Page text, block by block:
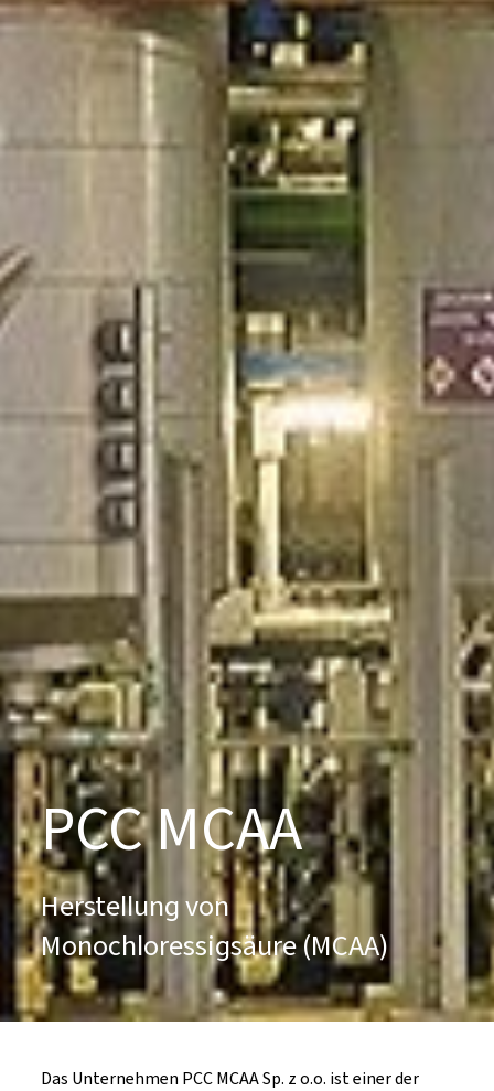
PCC MCAA
Herstellung von
Monochloressigsäure (MCAA)
Das Unternehmen PCC MCAA Sp. z o.o. ist einer der